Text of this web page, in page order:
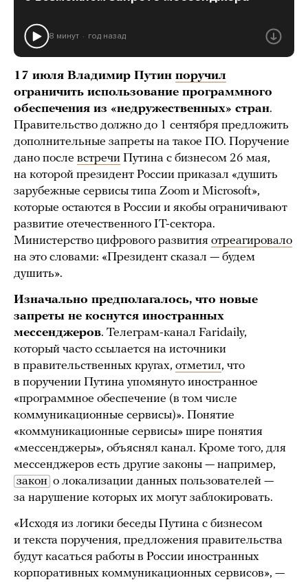
8 минут год назад
17 июля Владимир Путин поручил
ограничить использование программного
обеспечения из «недружественных» стран.
Правительство должно до 1 сентября предложить
дополнительные запреты на такое ПО. Поручение
дано после встречи Путина с бизнесом 26 мая,
на которой президент России приказал «душить
зарубежные сервисы типа Zoom и Microsoft»,
которые остаются в России и якобы ограничивают
развитие отечественного IT-сектора.
Министерство цифрового развития отреагировало
на это словами: «Президент сказал — будем
душить».
Изначально предполагалось, что новые
запреты не коснутся иностранных
мессенджеров. Телеграм-канал Faridaily,
который часто ссылается на источники
в правительственных кругах, отметил, что
в поручении Путина упомянуто иностранное
«программное обеспечение (в том числе
коммуникационные сервисы)». Понятие
«коммуникационные сервисы» шире понятия
«мессенджеры», объяснял канал. Кроме того, для
мессенджеров есть другие законы — например,
закон о локализации данных пользователей —
за нарушение которых их могут заблокировать.
«Исходя из логики беседы Путина с бизнесом
и текста поручения, предложения правительства
будут касаться работы в России иностранных
корпоративных коммуникационных сервисов», —